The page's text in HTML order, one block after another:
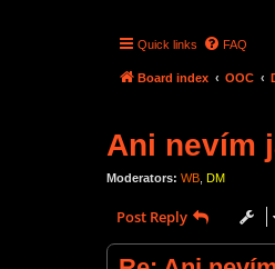
Quick links FAQ
Board index OOC
Ani nevím
Moderators: WB DM
Post Reply